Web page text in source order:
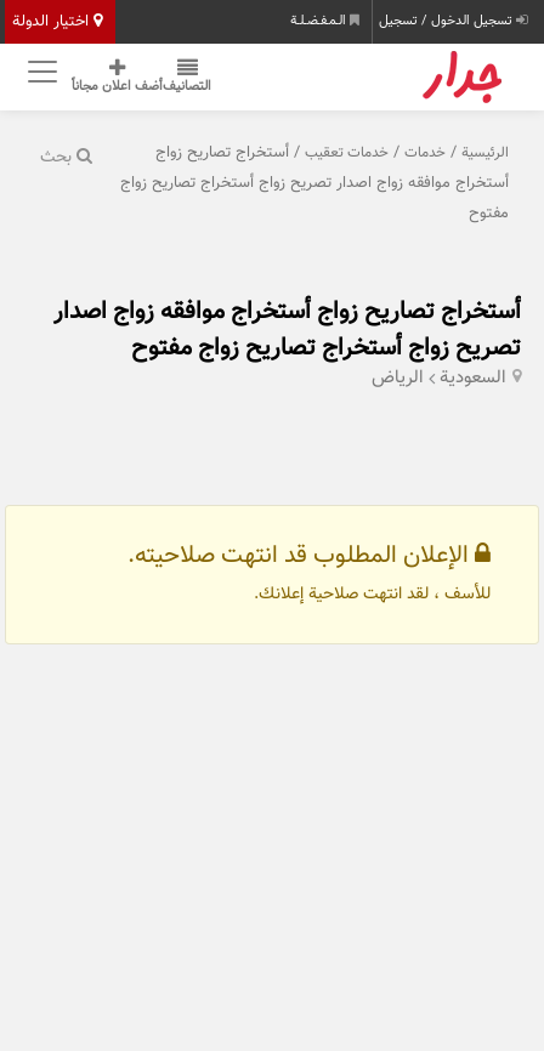
اختيار الدولة تسجيل الدخول / تسجيل الـمـفـضـلـة
التصانيفأضف اعلان مجاناً
بحث الرئيسية /خدمات /خدمات تعقيب / أستخراج تصاريح زواج
أستخراج موافقه زواج اصدار تصريح زواج أستخراج تصاريح زواج
مفتوح
أستخراج تصاريح زواج أستخراج موافقه زواج اصدار
تصريح زواج أستخراج تصاريح زواج مفتوح
السعودية الرياض
الإعلان المطلوب قد انتهت صلاحيته.
للأسف ، لقد انتهت صلاحية إعلانك.